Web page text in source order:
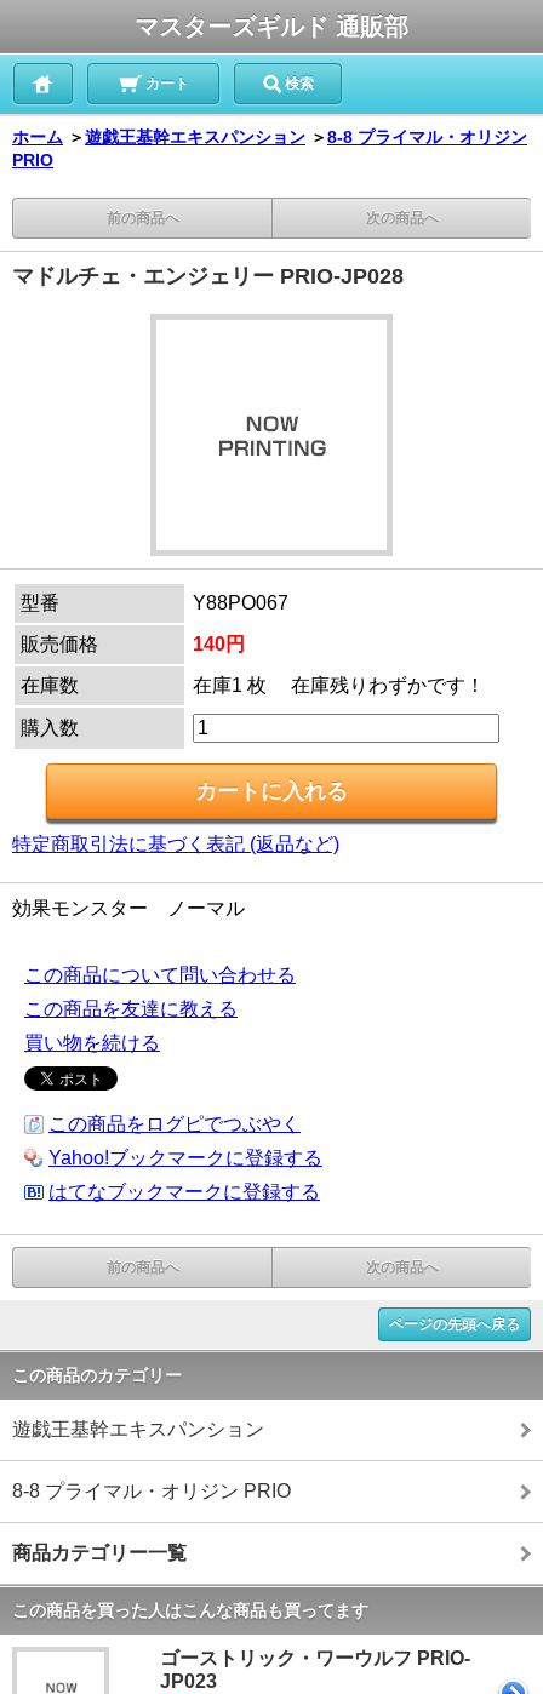
マスターズギルド 通販部
カート 検索
ホーム ＞遊戯王基幹エキスパンション ＞8-8 プライマル・オリジン
PRIO
前の商品へ 次の商品へ
マドルチェ・エンジェリー PRIO-JP028
型番
Y88PO067
販売価格
140円
在庫数
在庫1 枚 在庫残りわずかです！
購入数
特定商取引法に基づく表記 (返品など)
効果モンスター ノーマル
この商品について問い合わせる
この商品を友達に教える
買い物を続ける
この商品をログピでつぶやく
Yahoo!ブックマークに登録する
はてなブックマークに登録する
前の商品へ 次の商品へ
ページの先頭へ戻る
この商品のカテゴリー
遊戯王基幹エキスパンション
8-8 プライマル・オリジン PRIO
商品カテゴリー一覧
この商品を買った人はこんな商品も買ってます
ゴーストリック・ワーウルフ PRIO-
JP023